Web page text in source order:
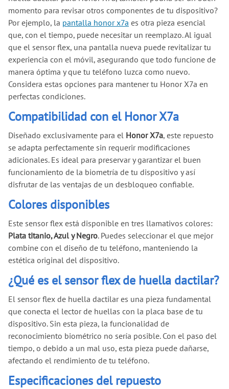
momento para revisar otros componentes de tu dispositivo?
Por ejemplo, la pantalla honor x7a es otra pieza esencial
que, con el tiempo, puede necesitar un reemplazo. Al igual
que el sensor flex, una pantalla nueva puede revitalizar tu
experiencia con el móvil, asegurando que todo funcione de
manera óptima y que tu teléfono luzca como nuevo.
Considera estas opciones para mantener tu Honor X7a en
perfectas condiciones.
Compatibilidad con el Honor X7a
Diseñado exclusivamente para el Honor X7a, este repuesto
se adapta perfectamente sin requerir modificaciones
adicionales. Es ideal para preservar y garantizar el buen
funcionamiento de la biometría de tu dispositivo y así
disfrutar de las ventajas de un desbloqueo confiable.
Colores disponibles
Este sensor flex está disponible en tres llamativos colores:
Plata titanio, Azul y Negro. Puedes seleccionar el que mejor
combine con el diseño de tu teléfono, manteniendo la
estética original del dispositivo.
¿Qué es el sensor flex de huella dactilar?
El sensor flex de huella dactilar es una pieza fundamental
que conecta el lector de huellas con la placa base de tu
dispositivo. Sin esta pieza, la funcionalidad de
reconocimiento biométrico no sería posible. Con el paso del
tiempo, o debido a un mal uso, esta pieza puede dañarse,
afectando el rendimiento de tu teléfono.
Especificaciones del repuesto